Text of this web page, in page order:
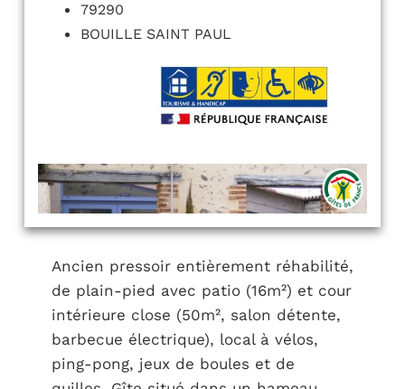
79290
BOUILLE SAINT PAUL
Ancien pressoir entièrement réhabilité,
de plain-pied avec patio (16m²) et cour
intérieure close (50m², salon détente,
barbecue électrique), local à vélos,
ping-pong, jeux de boules et de